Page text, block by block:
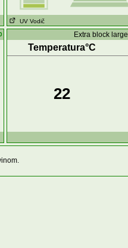
UV Vodič
Extra block large
Temperatura°C
22